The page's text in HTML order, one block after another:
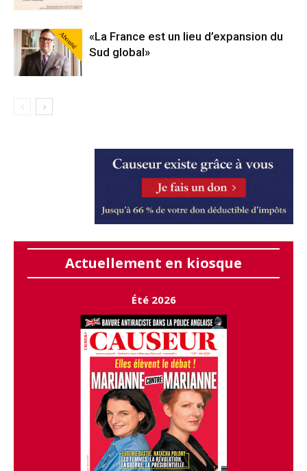
Abonné
«La France est un lieu d’expansion du
Sud global»
Actuellement en kiosque
Été 2026